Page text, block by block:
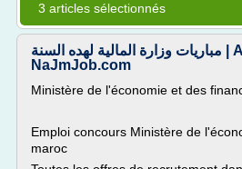
3 articles sélectionnés
مباريات وزارة المالية لهده السنة | Alwadifa Maroc,
NaJmJob.com
Ministère de l'économie et des
Emploi concours Ministère de
maroc